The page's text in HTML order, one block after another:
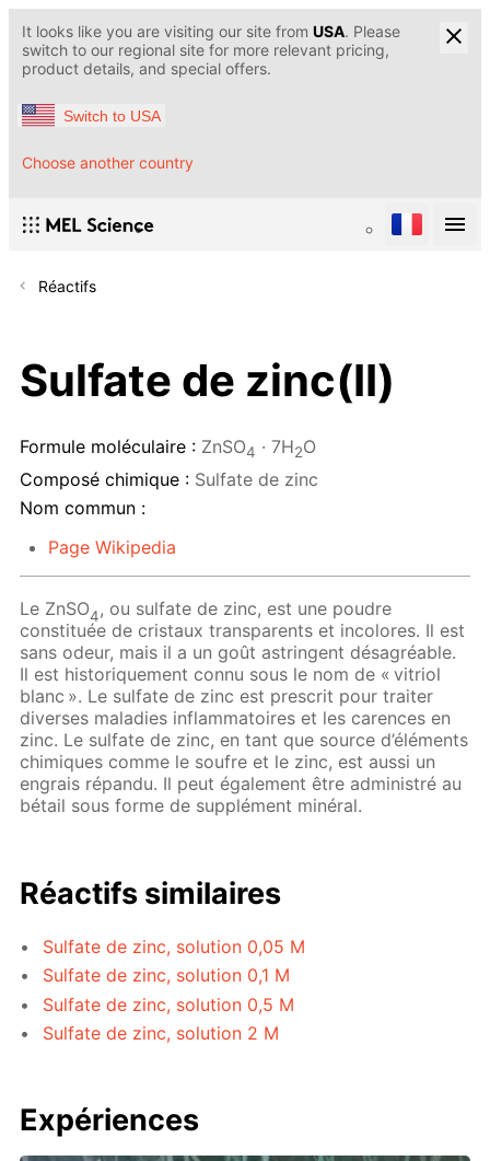
It looks like you are visiting our site from USA. Please
switch to our regional site for more relevant pricing,
product details, and special offers.
Switch to USA
Choose another country
Réactifs
Sulfate de zinc(II)
Formule moléculaire : ZnSO4 · 7H2O
Composé chimique : Sulfate de zinc
Nom commun :
Page Wikipedia
Le ZnSO4, ou sulfate de zinc, est une poudre
constituée de cristaux transparents et incolores. Il est
sans odeur, mais il a un goût astringent désagréable.
Il est historiquement connu sous le nom de « vitriol
blanc ». Le sulfate de zinc est prescrit pour traiter
diverses maladies inflammatoires et les carences en
zinc. Le sulfate de zinc, en tant que source d’éléments
chimiques comme le soufre et le zinc, est aussi un
engrais répandu. Il peut également être administré au
bétail sous forme de supplément minéral.
Réactifs similaires
Sulfate de zinc, solution 0,05 M
Sulfate de zinc, solution 0,1 M
Sulfate de zinc, solution 0,5 M
Sulfate de zinc, solution 2 M
Expériences